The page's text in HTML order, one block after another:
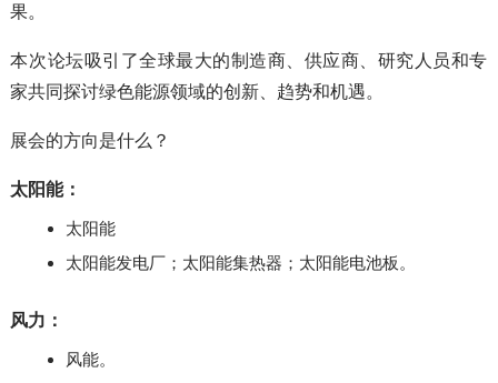
果。
本次论坛吸引了全球最大的制造商、供应商、研究人员和专
家共同探讨绿色能源领域的创新、趋势和机遇。
展会的方向是什么？
太阳能：
太阳能
太阳能发电厂；太阳能集热器；太阳能电池板。
风力：
风能。